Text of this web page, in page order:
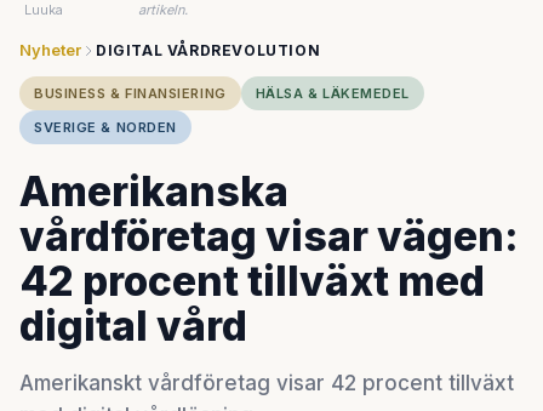
Luuka
artikeln.
Nyheter DIGITAL VÅRDREVOLUTION
BUSINESS & FINANSIERING
HÄLSA & LÄKEMEDEL
SVERIGE & NORDEN
Amerikanska
vårdföretag visar vägen:
42 procent tillväxt med
digital vård
Amerikanskt vårdföretag visar 42 procent tillväxt